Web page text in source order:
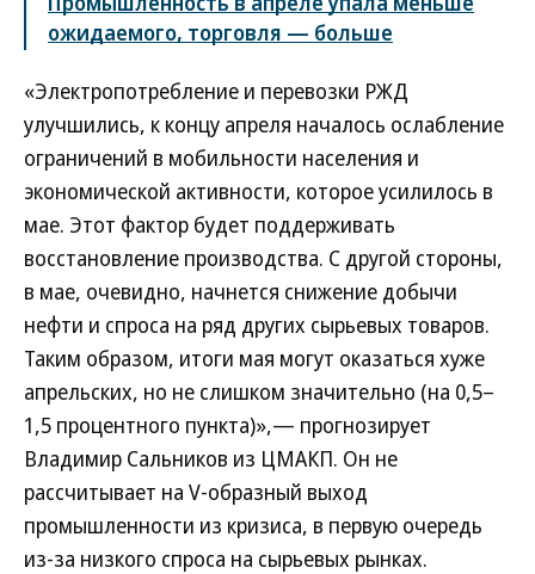
ожидаемого, торговля — больше
«Электропотребление и перевозки РЖД
улучшились, к концу апреля началось ослабление
ограничений в мобильности населения и
экономической активности, которое усилилось в
мае. Этот фактор будет поддерживать
восстановление производства. С другой стороны,
в мае, очевидно, начнется снижение добычи
нефти и спроса на ряд других сырьевых товаров.
Таким образом, итоги мая могут оказаться хуже
апрельских, но не слишком значительно (на 0,5–
1,5 процентного пункта)»,— прогнозирует
Владимир Сальников из ЦМАКП. Он не
рассчитывает на V-образный выход
промышленности из кризиса, в первую очередь
из-за низкого спроса на сырьевых рынках.